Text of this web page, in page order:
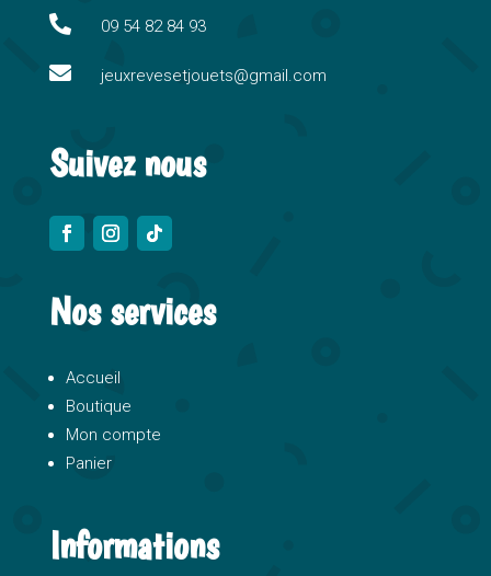
i
e
 09 54 82 84 93
 jeuxrevesetjouets@gmail.com
Suivez nous
Nos services
Accueil
Boutique
Mon compte
Panier
Informations